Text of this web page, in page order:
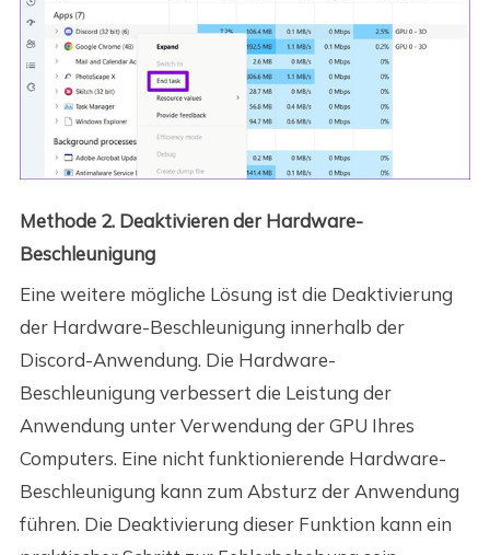
Methode 2. Deaktivieren der Hardware-
Beschleunigung
Eine weitere mögliche Lösung ist die Deaktivierung
der Hardware-Beschleunigung innerhalb der
Discord-Anwendung. Die Hardware-
Beschleunigung verbessert die Leistung der
Anwendung unter Verwendung der GPU Ihres
Computers. Eine nicht funktionierende Hardware-
Beschleunigung kann zum Absturz der Anwendung
führen. Die Deaktivierung dieser Funktion kann ein